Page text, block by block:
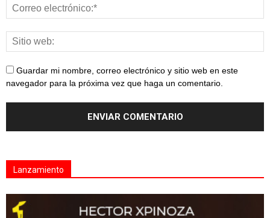
Guardar mi nombre, correo electrónico y sitio web en este
navegador para la próxima vez que haga un comentario.
Lanzamiento